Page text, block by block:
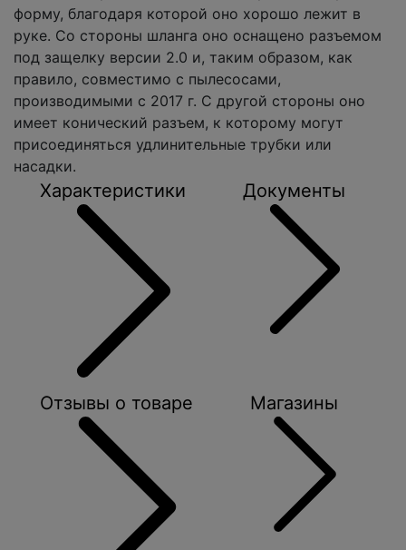
форму, благодаря которой оно хорошо лежит в
руке. Со стороны шланга оно оснащено разъемом
под защелку версии 2.0 и, таким образом, как
правило, совместимо с пылесосами,
производимыми с 2017 г. С другой стороны оно
имеет конический разъем, к которому могут
присоединяться удлинительные трубки или
насадки.
Характеристики Документы
Отзывы о товаре Магазины